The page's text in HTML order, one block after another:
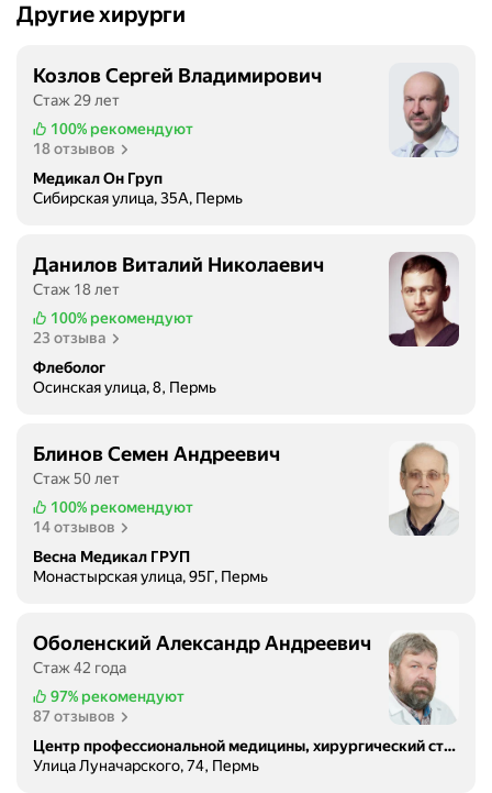
Другие хирурги
Козлов Сергей Владимирович
Стаж 29 лет
100% рекомендуют
18 отзывов
Медикал Он Груп
Сибирская улица, 35А, Пермь
Данилов Виталий Николаевич
Стаж 18 лет
100% рекомендуют
23 отзыва
Флеболог
Осинская улица, 8, Пермь
Блинов Семен Андреевич
Стаж 50 лет
100% рекомендуют
14 отзывов
Весна Медикал ГРУП
Монастырская улица, 95Г, Пермь
Оболенский Александр Андреевич
Стаж 42 года
97% рекомендуют
87 отзывов
Центр профессиональной медицины, хирургический стационар
Улица Луначарского, 74, Пермь